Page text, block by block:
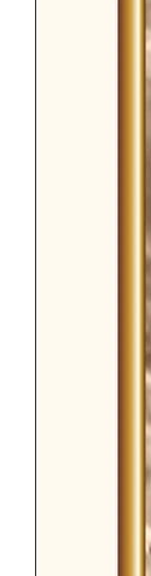
Santos
Boletim
Padre
Padre